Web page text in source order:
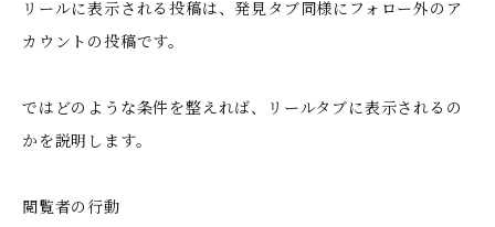
リールに表示される投稿は、発見タブ同様にフォロー外のア
カウントの投稿です。
ではどのような条件を整えれば、リールタブに表示されるの
かを説明します。
閲覧者の行動